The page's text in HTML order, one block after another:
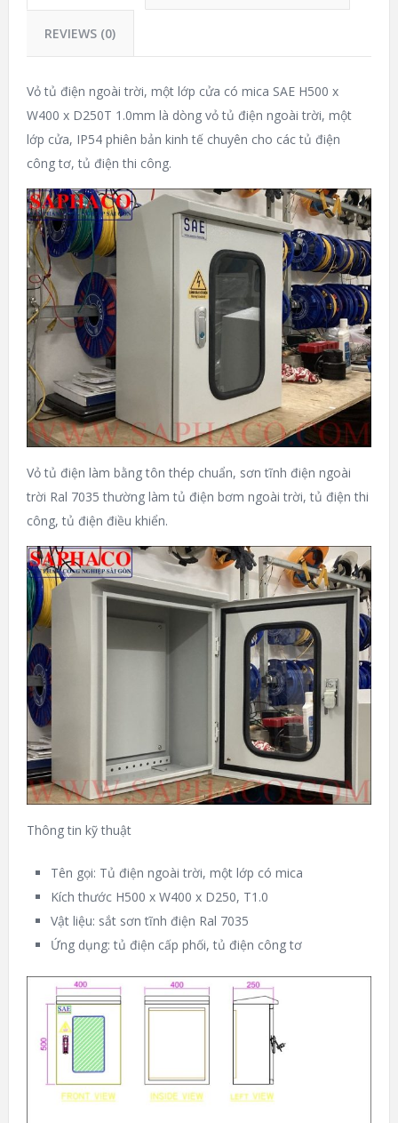
REVIEWS (0)
Vỏ tủ điện ngoài trời, một lớp cửa có mica SAE H500 x
W400 x D250T 1.0mm là dòng vỏ tủ điện ngoài trời, một
lớp cửa, IP54 phiên bản kinh tế chuyên cho các tủ điện
công tơ, tủ điện thi công.
Vỏ tủ điện làm bằng tôn thép chuẩn, sơn tĩnh điện ngoài
trời Ral 7035 thường làm tủ điện bơm ngoài trời, tủ điện thi
công, tủ điện điều khiển.
Thông tin kỹ thuật
Tên gọi: Tủ điện ngoài trời, một lớp có mica
Kích thước H500 x W400 x D250, T1.0
Vật liệu: sắt sơn tĩnh điện Ral 7035
Ứng dụng: tủ điện cấp phối, tủ điện công tơ